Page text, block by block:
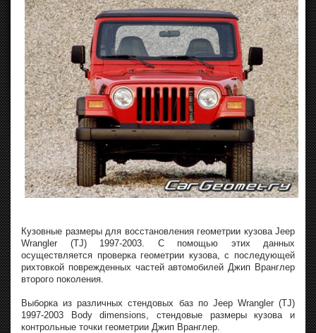
Кузовные размеры для восстановления геометрии кузова Jeep
Wrangler (TJ) 1997-2003. С помощью этих данных
осуществляется проверка геометрии кузова, с последующей
рихтовкой поврежденных частей автомобилей Джип Вранглер
второго поколения.
Выборка из различных стендовых баз по Jeep Wrangler (TJ)
1997-2003 Body dimensions, стендовые размеры кузова и
контрольные точки геометрии Джип Вранглер.